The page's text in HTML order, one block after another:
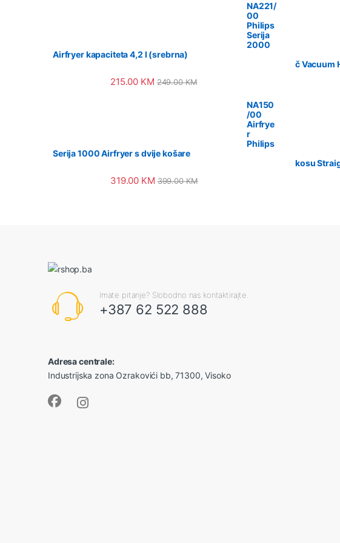
NA221/
00
Philips
Serija
2000
Airfryer kapaciteta 4,2 l (srebrna)
215.00 KM 249.00KM
NA150
/00
Airfrye
r
Philips
Serija 1000 Airfryer s dvije košare
319.00 KM 399.00KM
č Vacuum
kosu
Imate pitanje? Slobodno nas kontaktirajte.
+387 62 522 888
Adresa centrale:
Industrijska zona Ozrakovići bb, 71300, Visoko